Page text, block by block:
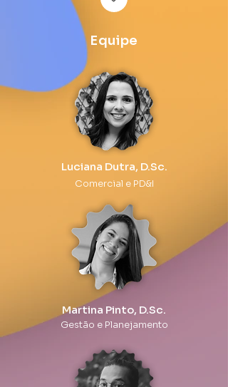
Equipe
Luciana Dutra, D.Sc.
Comercial e PD&I
Martina Pinto, D.Sc.
Gestão e Planejamento